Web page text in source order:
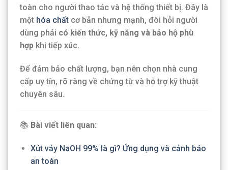
toàn cho người thao tác và hệ thống thiết bị. Đây là
một hóa chất cơ bản nhưng mạnh, đòi hỏi người
dùng phải có kiến thức, kỹ năng và bảo hộ phù
hợp khi tiếp xúc.
Để đảm bảo chất lượng, bạn nên chọn nhà cung
cấp uy tín, rõ ràng về chứng từ và hỗ trợ kỹ thuật
chuyên sâu.
📚 Bài viết liên quan:
Xút vảy NaOH 99% là gì? Ứng dụng và cảnh báo
an toàn